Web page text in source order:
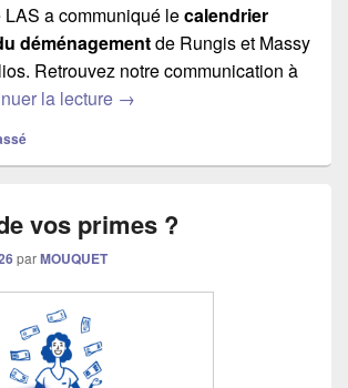
a communiqué lecalendrier
déménagementde Rungis et Massy
Retrouvez notre communication à
la lecture LAS : suite du
→
vos primes ?
parMOUQUET